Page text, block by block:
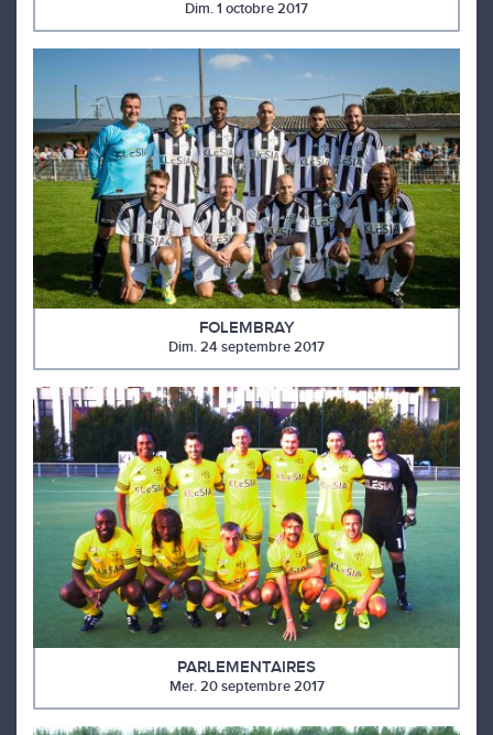
Dim. 1 octobre 2017
FOLEMBRAY
Dim. 24 septembre 2017
PARLEMENTAIRES
Mer. 20 septembre 2017